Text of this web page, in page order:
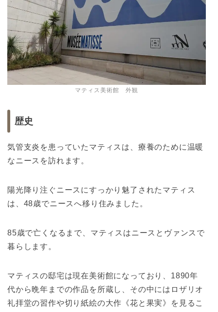
マティス美術館 外観
歴史
気管支炎を患っていたマティスは、療養のために温暖
なニースを訪れます。
陽光降り注ぐニースにすっかり魅了されたマティス
は、48歳でニースへ移り住みました。
85歳で亡くなるまで、マティスはニースとヴァンスで
暮らします。
マティスの邸宅は現在美術館になっており、1890年
代から晩年までの作品を所蔵し、その中にはロザリオ
礼拝堂の習作や切り紙絵の大作《花と果実》を見るこ